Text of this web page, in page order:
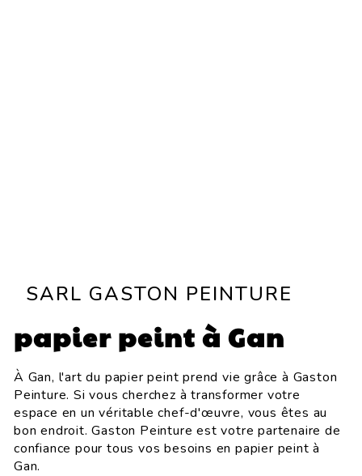
SARL GASTON PEINTURE
papier peint à Gan
À Gan, l'art du papier peint prend vie grâce à Gaston
Peinture. Si vous cherchez à transformer votre
espace en un véritable chef-d'œuvre, vous êtes au
bon endroit. Gaston Peinture est votre partenaire de
confiance pour tous vos besoins en papier peint à
Gan.